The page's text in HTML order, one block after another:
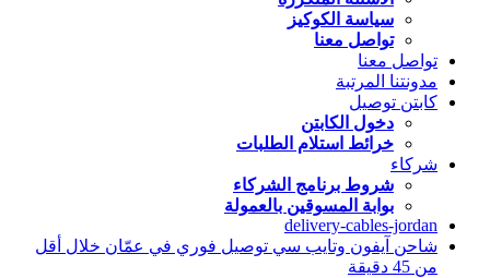
سياسة الكوكيز
تواصل معنا
تواصل معنا
مدونتنا المرتبة
كابتن توصيل
دخول الكابتن
خرائط استلام الطلبات
شركاء
شروط برنامج الشركاء
بوابة المسوقين بالعمولة
delivery-cables-jordan
شاحن آيفون وتايب سي توصيل فوري في عمّان خلال أقل
من 45 دقيقة